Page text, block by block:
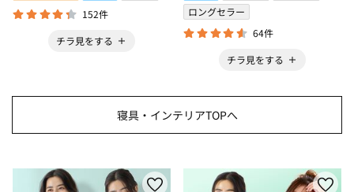
152件
チラ見をする
ロングセラー
64件
チラ見をする
寝具・インテリアTOPへ